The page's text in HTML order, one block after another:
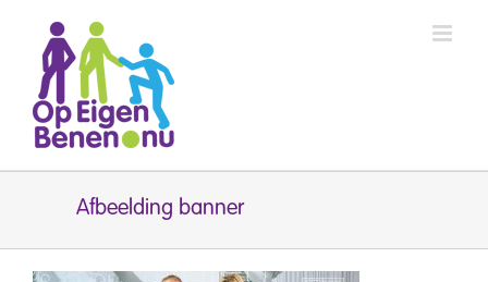
inhoud
Afbeelding banner